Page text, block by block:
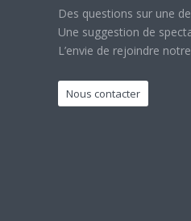
Des questions sur une
Une suggestion de
L’envie de rejoindre
Nous contacter